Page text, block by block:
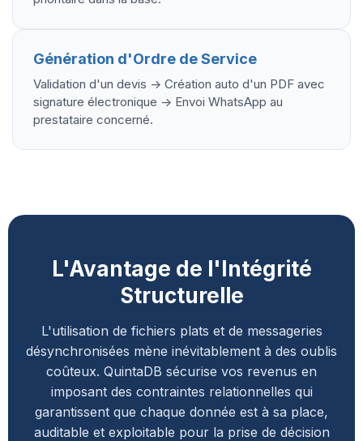
Génération d'Ordre de Service
Validation d'un devis -> Création auto d'un PDF avec
signature électronique -> Envoi WhatsApp au
prestataire concerné.
L'Avantage de l'Intégrité
Structurelle
L'utilisation de fichiers plats et de messageries
désynchronisées mène inévitablement à des oublis
coûteux. QuintaDB sécurise vos revenus en
imposant des contraintes relationnelles qui
garantissent que chaque donnée est à sa place,
auditable et exploitable pour la prise de décision